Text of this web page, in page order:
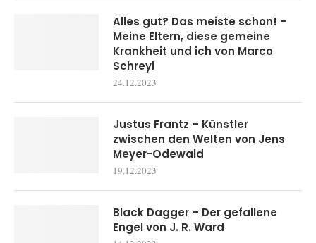
Alles gut? Das meiste schon! –
Meine Eltern, diese gemeine
Krankheit und ich von Marco
Schreyl
24.12.2023
Justus Frantz – Künstler
zwischen den Welten von Jens
Meyer-Odewald
19.12.2023
Black Dagger – Der gefallene
Engel von J. R. Ward